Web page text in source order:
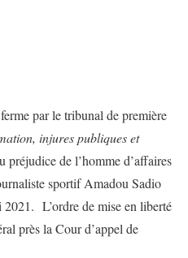
par le tribunal de première
injures publiques et
préjudice de l’homme d’affaires
sportif Amadou Sadio
L’ordre de mise en liberté
près la Cour d’appel de